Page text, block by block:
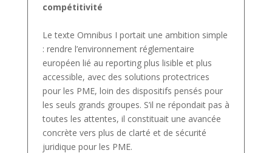
compétitivité
Le texte Omnibus I portait une ambition simple
: rendre l’environnement réglementaire
européen lié au reporting plus lisible et plus
accessible, avec des solutions protectrices
pour les PME, loin des dispositifs pensés pour
les seuls grands groupes. S’il ne répondait pas à
toutes les attentes, il constituait une avancée
concrète vers plus de clarté et de sécurité
juridique pour les PME.